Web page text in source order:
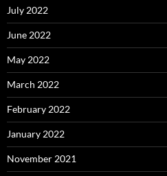
July 2022
June 2022
May 2022
March 2022
February 2022
January 2022
November 2021